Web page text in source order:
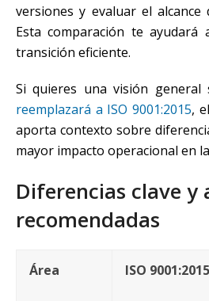
versiones y evaluar el alcance
Esta comparación te
transición eficiente.
Si quieres una visión general
reemplazará a ISO 9001:2015,
aporta contexto sobre
mayor impacto operacional en
Diferencias clave y
recomendadas
Área ISO 9001:2015